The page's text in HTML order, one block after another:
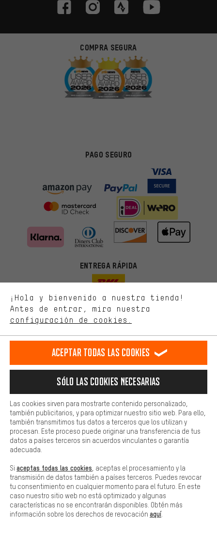
COMPRA SEGURA
PAGO SEGURO
ENTREGA RÁPIDA
Llamada Programada
Formulario de contacto
Nuestra política de privacidad
Idioma"
español
ES english
EN Deutsch
DE français
FR
RESCINDIR EL CONTRATO Comunidad de Aquisgrán Programa de afiliados
Aviso Legal Protección de datos Condiciones Generales
Plataforma de reportes Reciclaje de baterias
¡Hola y bienvenido a nuestra tienda!
Antes de entrar, mira nuestra
configuración de cookies.
Ofertas adecuadas
En lugar de publicidad al azar, obtendrás ofertas adecuadas para
ti. Las cookies de marketing nos ayudan a identificar tus
intereses con nuestros socios publicitarios y a mostrarte ofertas
tienda. Con las cookies de rendimiento, puedes influir en la mejora
de nuestro sitio web y nuestra oferta de la tienda con tu
comportamiento de compra.
Más confort
cookies de comodidad, creamos enlaces a plataformas de redes
sociales. Esto nos permite proporcionarle más contenido e
adicionales que le ayudarán a encontrar los productos adecuados.
preguntas de forma rápida y sencilla.
Básica
Las cookies básicas aseguran que puedas usar nuestro sitio web.
Aceptar todas las cookies
Sólo las cookies necesarias
Las cookies sirven para mostrarte contenido personalizado,
también publicitarios, y para optimizar nuestro sitio web. Para ello,
también transmitimos tus datos a terceros que los utilizan y
procesan. Este proceso puede originar una transferencia de tus
datos a países terceros sin acuerdos vinculantes o garantía
adecuada.
Si aceptas todas las cookies , aceptas el procesamiento y la
transmisión de datos también a países terceros. Puedes revocar
tu consentimiento en cualquier momento para el futuro. En este
caso nuestro sitio web no está optimizado y algunas
características no se encontrarán disponibles. Obtén más
información sobre los derechos de revocación aquí.